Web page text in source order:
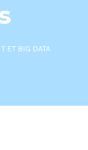
ET BIG DATA